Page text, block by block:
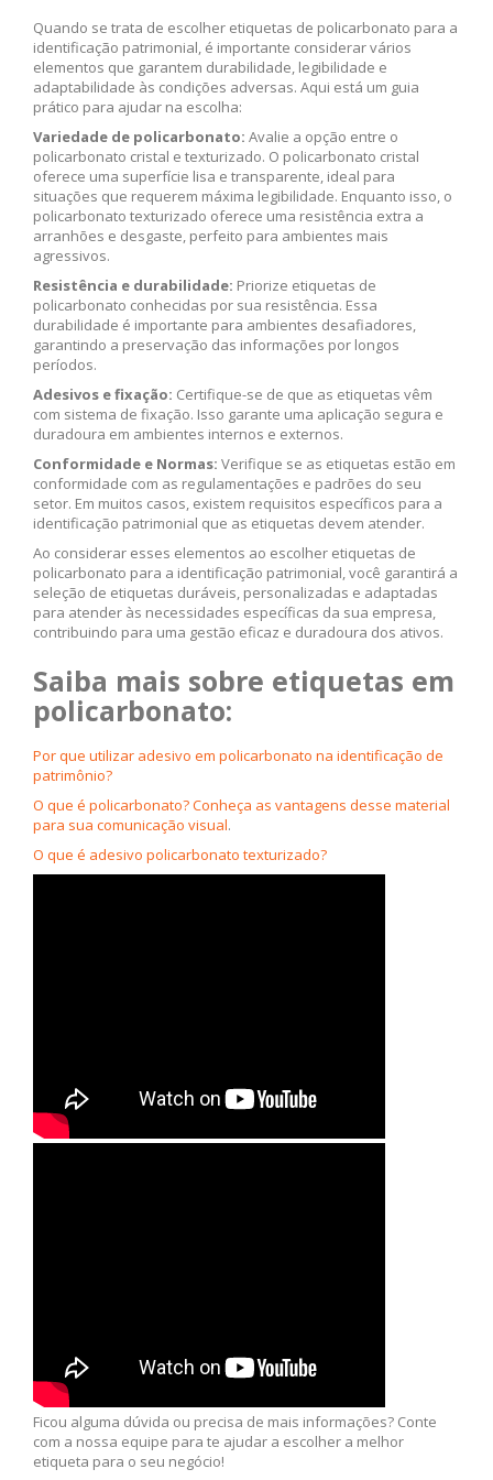
Quando se trata de escolher etiquetas de policarbonato para a
identificação patrimonial, é importante considerar vários
elementos que garantem durabilidade, legibilidade e
adaptabilidade às condições adversas. Aqui está um guia
prático para ajudar na escolha:
Variedade de policarbonato: Avalie a opção entre o
policarbonato cristal e texturizado. O policarbonato cristal
oferece uma superfície lisa e transparente, ideal para
situações que requerem máxima legibilidade. Enquanto isso, o
policarbonato texturizado oferece uma resistência extra a
arranhões e desgaste, perfeito para ambientes mais
agressivos.
Resistência e durabilidade: Priorize etiquetas de
policarbonato conhecidas por sua resistência. Essa
durabilidade é importante para ambientes desafiadores,
garantindo a preservação das informações por longos
períodos.
Adesivos e fixação: Certifique-se de que as etiquetas vêm
com sistema de fixação. Isso garante uma aplicação segura e
duradoura em ambientes internos e externos.
Conformidade e Normas: Verifique se as etiquetas estão em
conformidade com as regulamentações e padrões do seu
setor. Em muitos casos, existem requisitos específicos para a
identificação patrimonial que as etiquetas devem atender.
Ao considerar esses elementos ao escolher etiquetas de
policarbonato para a identificação patrimonial, você garantirá a
seleção de etiquetas duráveis, personalizadas e adaptadas
para atender às necessidades específicas da sua empresa,
contribuindo para uma gestão eficaz e duradoura dos ativos.
Saiba mais sobre etiquetas em
policarbonato:
Por que utilizar adesivo em policarbonato na identificação de
patrimônio?
O que é policarbonato? Conheça as vantagens desse material
para sua comunicação visual.
O que é adesivo policarbonato texturizado?
Ficou alguma dúvida ou precisa de mais informações? Conte
com a nossa equipe para te ajudar a escolher a melhor
etiqueta para o seu negócio!